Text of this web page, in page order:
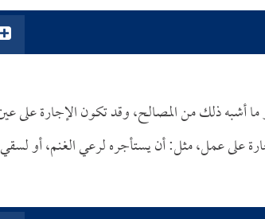
ما أشبه ذلك من المصالح، وقد تكون الإجارة على
على عمل، مثل: أن يستأجره لرعي الغنم، أو لسقي